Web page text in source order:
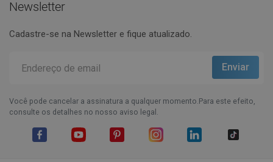
Newsletter
Cadastre-se na Newsletter e fique atualizado.
Você pode cancelar a assinatura a qualquer momento.Para este efeito,
consulte os detalhes no nosso aviso legal.